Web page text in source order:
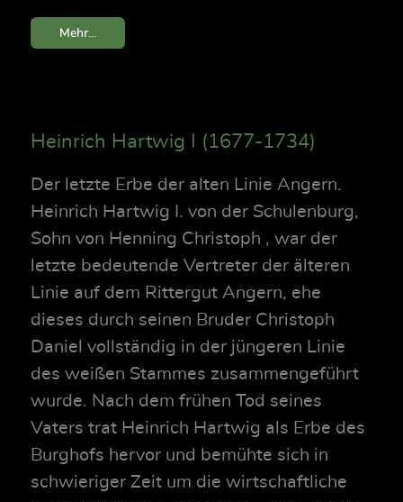
Mehr...
Heinrich Hartwig I (1677-1734)
Der letzte Erbe der alten Linie Angern.
Heinrich Hartwig I. von der Schulenburg,
Sohn von Henning Christoph , war der
letzte bedeutende Vertreter der älteren
Linie auf dem Rittergut Angern, ehe
dieses durch seinen Bruder Christoph
Daniel vollständig in der jüngeren Linie
des weißen Stammes zusammengeführt
wurde. Nach dem frühen Tod seines
Vaters trat Heinrich Hartwig als Erbe des
Burghofs hervor und bemühte sich in
schwieriger Zeit um die wirtschaftliche